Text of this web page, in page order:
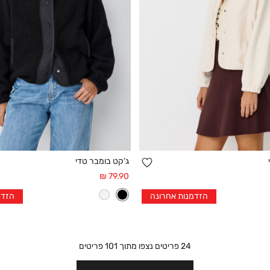
1
הוספה
למועדפים
הזדמנות אחרונה
1
ג’קט בומבר טדי
מחיר
אחרי
הנחה
79.90 ₪
24פריטים נצפו מתוך 101פריטים